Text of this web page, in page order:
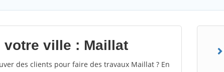
votre ville : Maillat
des clients pour faire des travaux Maillat ? En